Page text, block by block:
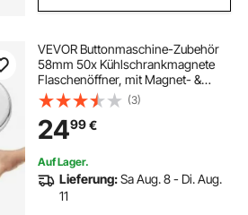
VEVOR Buttonmaschine-Zubehör
58mm 50x Kühlschrankmagnete
Flaschenöffner, mit Magnet- &
Flaschenöffner-Rückseite
Metallgehäusen Transparente
Mylar-Folie & Runde Blanko-Papiere
DIY-Projekte
(3)
2499€
Auf Lager.
Lieferung:Sa Aug. 8 - Di. Aug.
11